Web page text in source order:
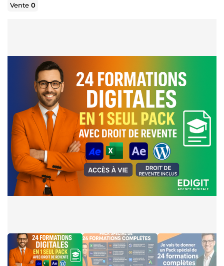
Vente0